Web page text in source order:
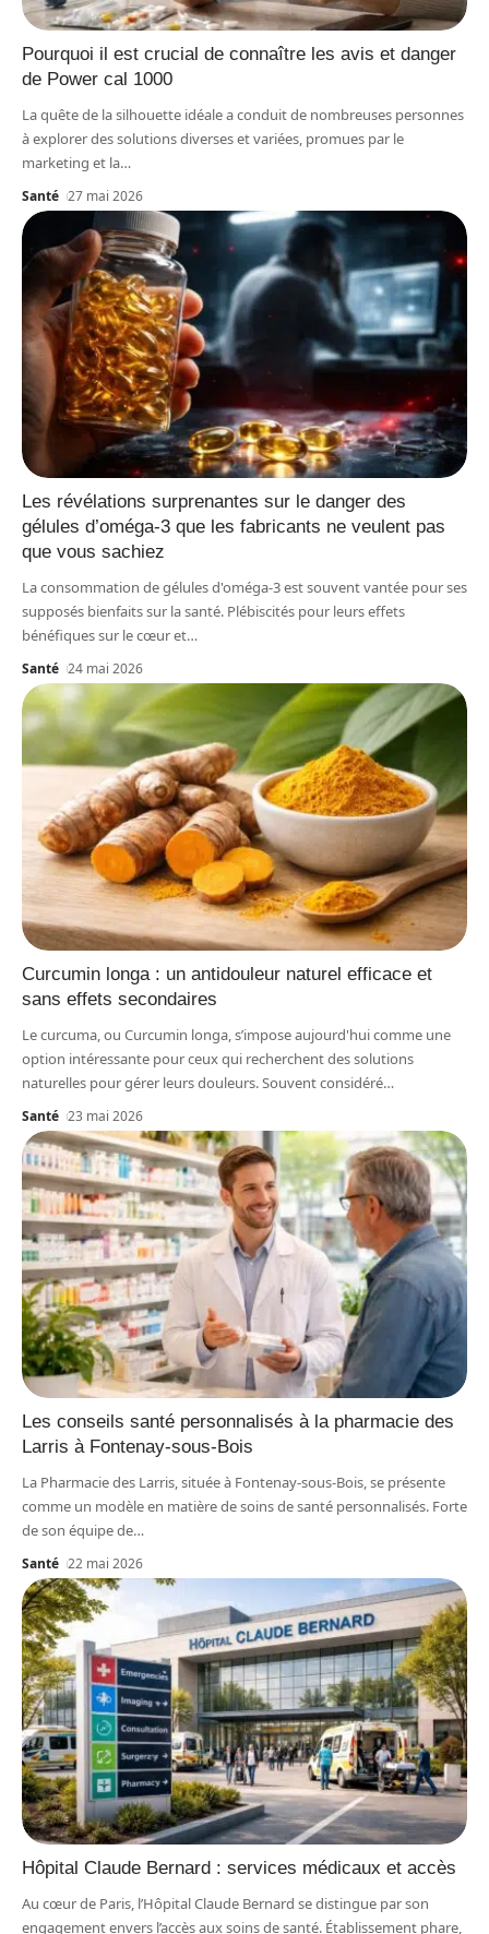
Pourquoi il est crucial de connaître les avis et danger
de Power cal 1000
La quête de la silhouette idéale a conduit de nombreuses personnes
à explorer des solutions diverses et variées, promues par le
marketing et la…
Santé 27 mai 2026
Les révélations surprenantes sur le danger des
gélules d’oméga-3 que les fabricants ne veulent pas
que vous sachiez
La consommation de gélules d'oméga-3 est souvent vantée pour ses
supposés bienfaits sur la santé. Plébiscités pour leurs effets
bénéfiques sur le cœur et…
Santé 24 mai 2026
Curcumin longa : un antidouleur naturel efficace et
sans effets secondaires
Le curcuma, ou Curcumin longa, s’impose aujourd'hui comme une
option intéressante pour ceux qui recherchent des solutions
naturelles pour gérer leurs douleurs. Souvent considéré…
Santé 23 mai 2026
Les conseils santé personnalisés à la pharmacie des
Larris à Fontenay-sous-Bois
La Pharmacie des Larris, située à Fontenay-sous-Bois, se présente
comme un modèle en matière de soins de santé personnalisés. Forte
de son équipe de…
Santé 22 mai 2026
Hôpital Claude Bernard : services médicaux et accès
Au cœur de Paris, l’Hôpital Claude Bernard se distingue par son
engagement envers l’accès aux soins de santé. Établissement phare,